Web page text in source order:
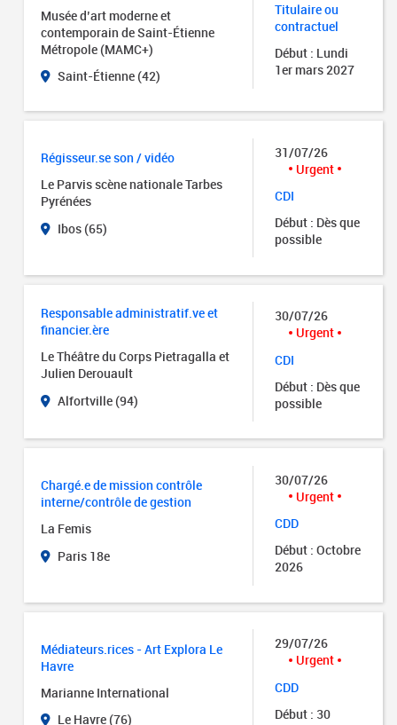
Musée d’art moderne et
contemporain de Saint-Étienne
Métropole (MAMC+)
Saint-Étienne (42)
Titulaire ou
contractuel
Début : Lundi
1er mars 2027
Régisseur.se son / vidéo
Le Parvis scène nationale Tarbes
Pyrénées
Ibos (65)
31/07/26
Urgent
CDI
Début : Dès que
possible
Responsable administratif.ve et
financier.ère
Le Théâtre du Corps Pietragalla et
Julien Derouault
Alfortville (94)
30/07/26
Urgent
CDI
Début : Dès que
possible
Chargé.e de mission contrôle
interne/contrôle de gestion
La Femis
Paris 18e
30/07/26
Urgent
CDD
Début : Octobre
2026
Médiateurs.rices - Art Explora Le
Havre
Marianne International
Le Havre (76)
29/07/26
Urgent
CDD
Début : 30